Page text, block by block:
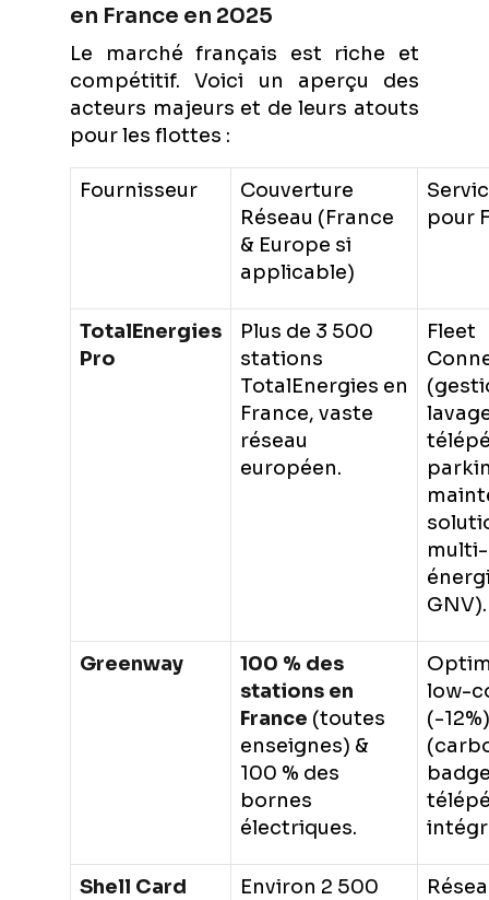
en France en 2025
Le marché français est riche et
compétitif. Voici un aperçu des
acteurs majeurs et de leurs atouts
pour les flottes :
Fournisseur
Couverture
Réseau (France
& Europe si
applicable)
pour
TotalEnergies
Pro
Plus de 3 500
stations
TotalEnergies en
France, vaste
réseau
européen.
Fleet
multi-
GNV).
Greenway
100 % des
stations en
France (toutes
enseignes) &
100 % des
bornes
électriques.
low-
(-
Shell Card
Environ 2 500